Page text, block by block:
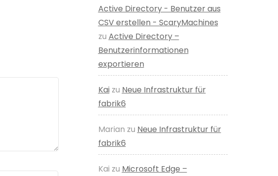
Active Directory - Benutzer aus
CSV erstellen - ScaryMachines
zu Active Directory –
Benutzerinformationen
exportieren
Kaizu Neue Infrastruktur für
fabrik6
Marian zu Neue Infrastruktur für
fabrik6
Kai zu Microsoft Edge –